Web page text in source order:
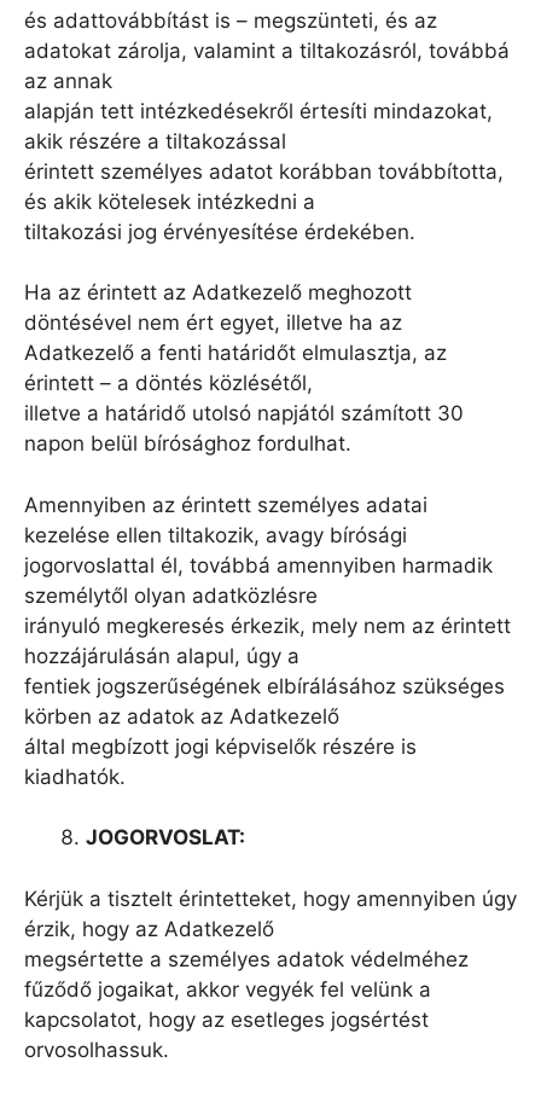
és adattovábbítást is – megszünteti, és az
adatokat zárolja, valamint a tiltakozásról, továbbá
az annak
alapján tett intézkedésekről értesíti mindazokat,
akik részére a tiltakozással
érintett személyes adatot korábban továbbította,
és akik kötelesek intézkedni a
tiltakozási jog érvényesítése érdekében.
Ha az érintett az Adatkezelő meghozott
döntésével nem ért egyet, illetve ha az
Adatkezelő a fenti határidőt elmulasztja, az
érintett – a döntés közlésétől,
illetve a határidő utolsó napjától számított 30
napon belül bírósághoz fordulhat.
Amennyiben az érintett személyes adatai
kezelése ellen tiltakozik, avagy bírósági
jogorvoslattal él, továbbá amennyiben harmadik
személytől olyan adatközlésre
irányuló megkeresés érkezik, mely nem az érintett
hozzájárulásán alapul, úgy a
fentiek jogszerűségének elbírálásához szükséges
körben az adatok az Adatkezelő
által megbízott jogi képviselők részére is
kiadhatók.
JOGORVOSLAT:
Kérjük a tisztelt érintetteket, hogy amennyiben úgy
érzik, hogy az Adatkezelő
megsértette a személyes adatok védelméhez
fűződő jogaikat, akkor vegyék fel velünk a
kapcsolatot, hogy az esetleges jogsértést
orvosolhassuk.